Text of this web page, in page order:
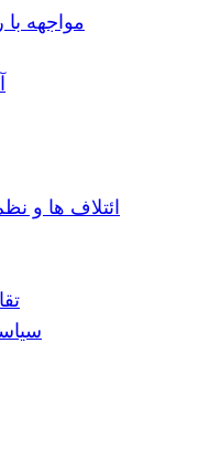
مواجهه
ائتلاف ها و